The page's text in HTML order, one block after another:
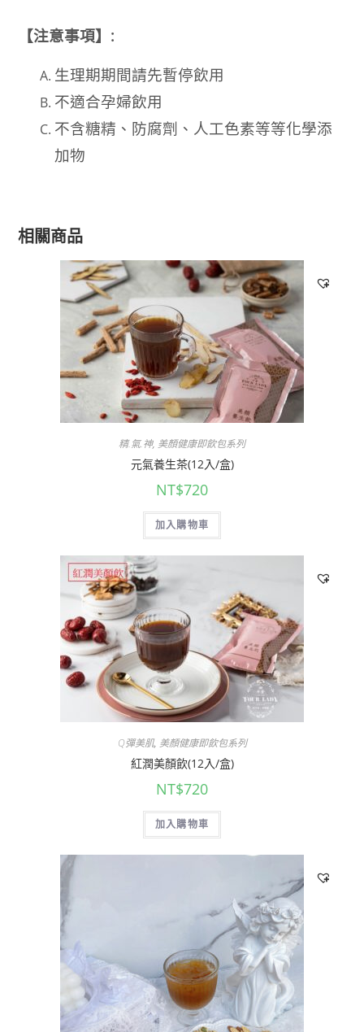
【注意事項】:
生理期期間請先暫停飲用
不適合孕婦飲用
不含糖精、防腐劑、人工色素等等化學添
加物
相關商品
精.氣.神, 美顏健康即飲包系列
元氣養生茶(12入/盒)
NT$720
加入購物車
Q彈美肌, 美顏健康即飲包系列
紅潤美顏飲(12入/盒)
NT$720
加入購物車